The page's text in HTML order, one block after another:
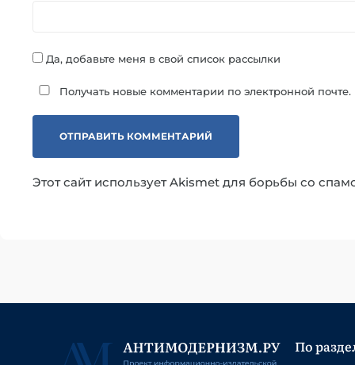
Да, добавьте меня в свой список рассылки
Получать новые комментарии по электронной
Этот сайт использует Akismet для борьбы со
По